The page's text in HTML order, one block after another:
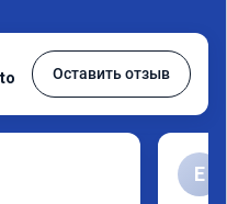
Оставить отзыв
Е